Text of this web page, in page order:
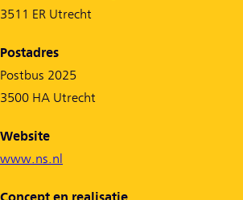
3511 ER Utrecht
Postadres
Postbus 2025
3500 HA Utrecht
Website
www.ns.nl
Concept en realisatie